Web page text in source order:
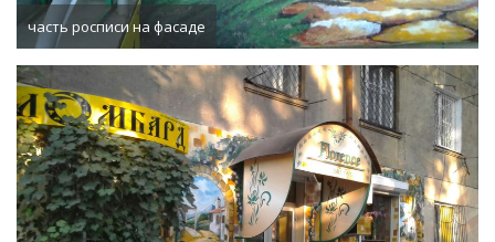
часть росписи на фасаде